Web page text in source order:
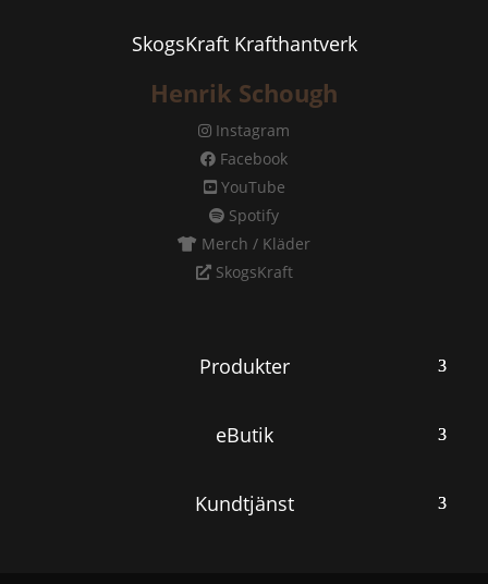
SkogsKraft Krafthantverk
Henrik Schough
Instagram
Facebook
YouTube
Spotify
Merch / Kläder
SkogsKraft
Produkter
eButik
Kundtjänst